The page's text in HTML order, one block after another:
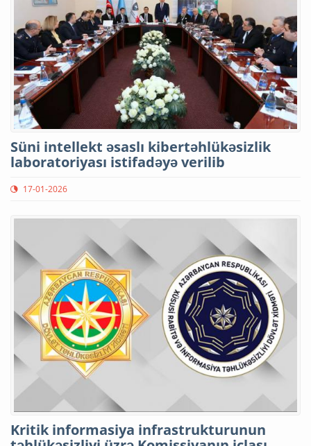
Süni intellekt əsaslı kibertəhlükəsizlik
laboratoriyası istifadəyə verilib
17-01-2026
Kritik informasiya infrastrukturunun